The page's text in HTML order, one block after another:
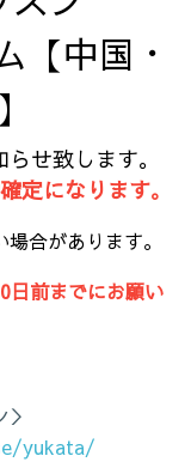
【中国・
せ致します。
定になります。
合があります。
日前までにお願い
yukata/